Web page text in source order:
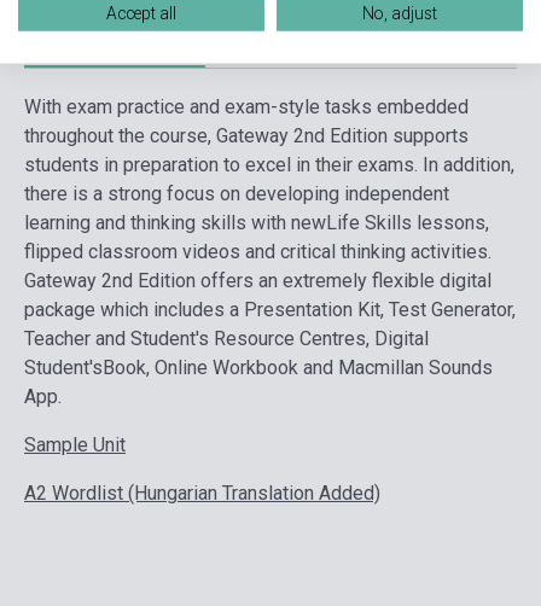
Részletes leírás Kapcsolódó linkek Vélemények
With exam practice and exam-style tasks embedded
throughout the course, Gateway 2nd Edition supports
students in preparation to excel in their exams. In addition,
there is a strong focus on developing independent
learning and thinking skills with newLife Skills lessons,
flipped classroom videos and critical thinking activities.
Gateway 2nd Edition offers an extremely flexible digital
package which includes a Presentation Kit, Test Generator,
Teacher and Student's Resource Centres, Digital
Student'sBook, Online Workbook and Macmillan Sounds
App.
Sample Unit
A2 Wordlist (Hungarian Translation Added)
Accept all No, adjust